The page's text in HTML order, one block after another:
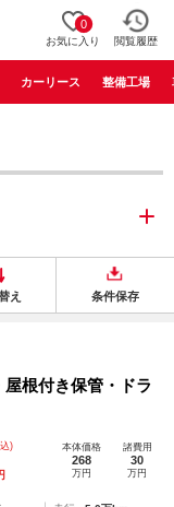
0
お気に入り 閲覧履歴
カーリース 整備工場
え 条件保存
根付き保管・ドラ
) 本体価格
268
万円
諸費用
30
万円